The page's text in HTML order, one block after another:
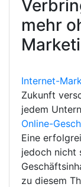
mehr
Internet-
Zukunft
jedem
Online-
Eine
jedoch nicht
zu diesem